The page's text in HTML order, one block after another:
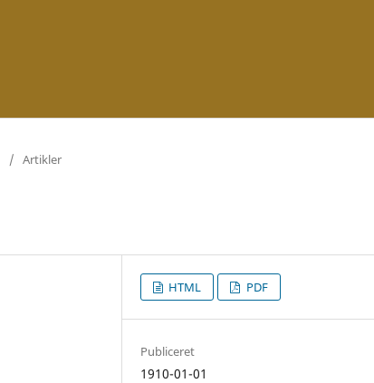
/ Artikler
HTML PDF
Publiceret
1910-01-01